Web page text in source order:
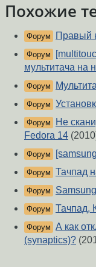
Похожие
Форум Правый
Форум
мультитача на
Форум
Форум
Форум
Не
Fedora 14
Форум
Форум Тачпад
Форум
Форум Тачпад,
Форум А как
(synaptics)?